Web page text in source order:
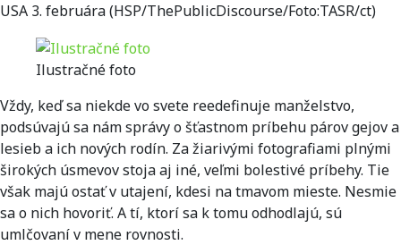
USA 3. februára (HSP/ThePublicDiscourse/Foto:TASR/ct)
Ilustračné foto
Vždy, keď sa niekde vo svete reedefinuje manželstvo,
podsúvajú sa nám správy o šťastnom príbehu párov gejov a
lesieb a ich nových rodín. Za žiarivými fotografiami plnými
širokých úsmevov stoja aj iné, veľmi bolestivé príbehy. Tie
však majú ostať v utajení, kdesi na tmavom mieste. Nesmie
sa o nich hovoriť. A tí, ktorí sa k tomu odhodlajú, sú
umlčovaní v mene rovnosti.